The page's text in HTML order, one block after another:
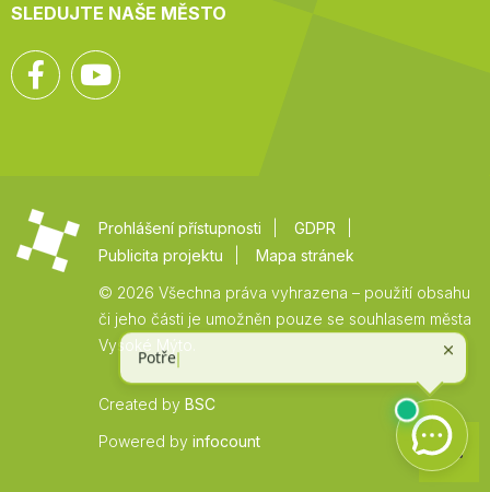
SLEDUJTE NAŠE MĚSTO
Facebook
Prohlášení přístupnosti
GDPR
Publicita projektu
Mapa stránek
© 2026 Všechna práva vyhrazena – použití obsahu
či jeho části je umožněn pouze se souhlasem města
Vysoké Mýto.
Created by BSC
Powered by infocount
Zpět
na